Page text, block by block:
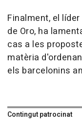
Finalment, el
de Oro, ha
cas a les
matèria
els barcelonins
Contingut patrocinat